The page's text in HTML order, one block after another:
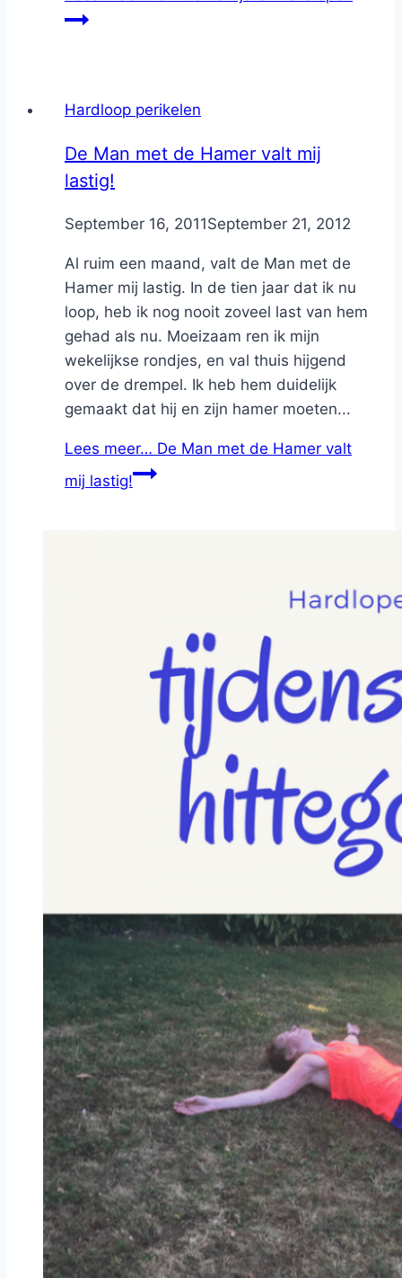
Hardloop perikelen
De Man met de Hamer valt mij
lastig!
ByNicole
September 16, 2011September 21, 2012
Al ruim een maand, valt de Man met de
Hamer mij lastig. In de tien jaar dat ik nu
loop, heb ik nog nooit zoveel last van hem
gehad als nu. Moeizaam ren ik mijn
wekelijkse rondjes, en val thuis hijgend
over de drempel. Ik heb hem duidelijk
gemaakt dat hij en zijn hamer moeten...
Lees meer… De Man met de Hamer valt
mij lastig!